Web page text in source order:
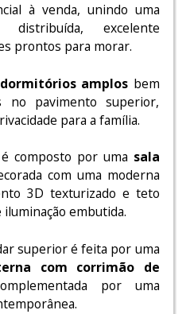
à venda, unindo uma
excelente
prontos para morar.
amplos bem
no pavimento superior,
para a família.
composto por uma sala
com uma moderna
3D texturizado e teto
embutida.
superior é feita por uma
com corrimão de
por uma